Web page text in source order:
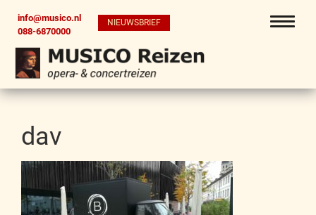
info@musico.nl
088-6870000
NIEUWSBRIEF
dav